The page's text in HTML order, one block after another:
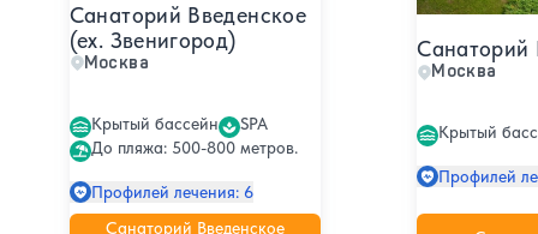
Санаторий Введенское
(ex. Звенигород)
Москва
Крытый бассейн
SPA
До пляжа: 500-800 метров.
Профилей лечения: 6
Санаторий Введенское
Санаторий
Москва
Крытый
Профилей